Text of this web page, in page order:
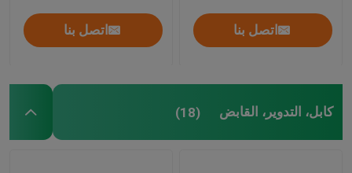
اتصل بنا اتصل بنا
كابل، التدوير، القابض (18)